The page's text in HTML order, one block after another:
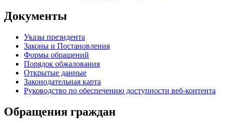
Документы
Указы президента
Законы и Постановления
Формы обращений
Порядок обжалования
Открытые данные
Законодательная карта
Руководство по обеспечению доступности веб-контента
Обращения граждан